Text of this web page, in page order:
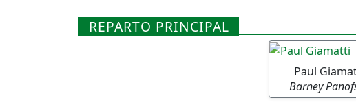
REPARTO PRINCIPAL
Paul
Barney